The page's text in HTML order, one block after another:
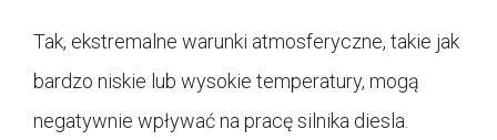
Tak, ekstremalne warunki atmosferyczne, takie jak
bardzo niskie lub wysokie temperatury, mogą
negatywnie wpływać na pracę silnika diesla.